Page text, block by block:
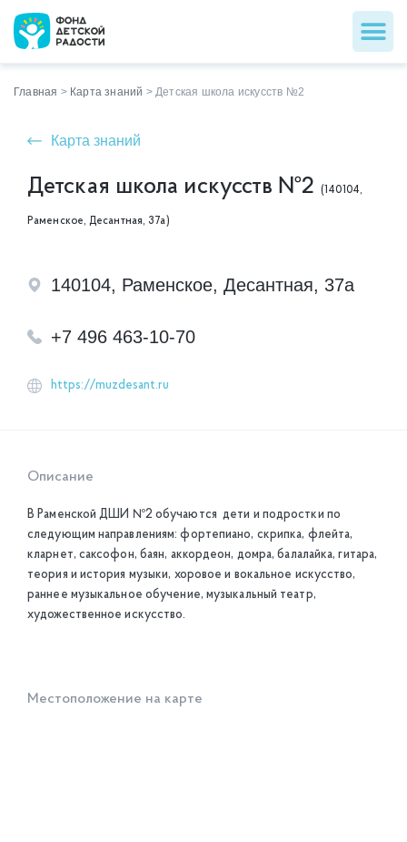
Главная > Карта знаний >Детская школа искусств №2
Карта знаний
Детская школа искусств №2 (140104,
Раменское, Десантная, 37а)
140104, Раменское, Десантная, 37а
+7 496 463-10-70
https://muzdesant.ru
Описание
В Раменской ДШИ №2 обучаются дети и подростки по
следующим направлениям: фортепиано, скрипка, флейта,
кларнет, саксофон, баян, аккордеон, домра, балалайка, гитара,
теория и история музыки, хоровое и вокальное искусство,
раннее музыкальное обучение, музыкальный театр,
художественное искусство.
Местоположение на карте